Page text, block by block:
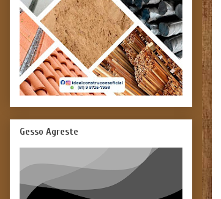
Gesso Agreste